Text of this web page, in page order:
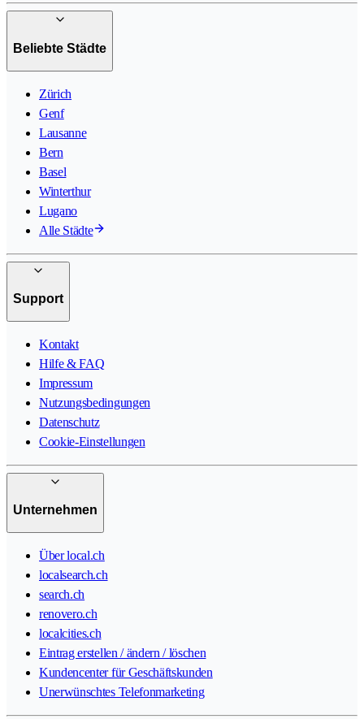
Beliebte Städte
Zürich
Genf
Lausanne
Bern
Basel
Winterthur
Lugano
Alle Städte
Support
Kontakt
Hilfe & FAQ
Impressum
Nutzungsbedingungen
Datenschutz
Cookie-Einstellungen
Unternehmen
Über local.ch
localsearch.ch
search.ch
renovero.ch
localcities.ch
Eintrag erstellen / ändern / löschen
Kundencenter für Geschäftskunden
Unerwünschtes Telefonmarketing